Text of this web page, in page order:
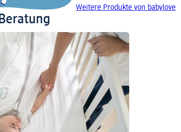
Weitere Produkte von babylove